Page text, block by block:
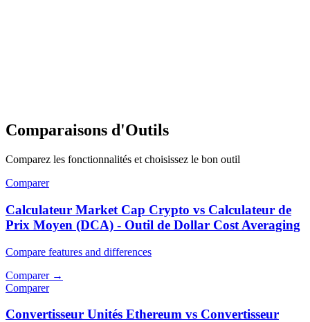
Comparaisons d'Outils
Comparez les fonctionnalités et choisissez le bon outil
Comparer
Calculateur Market Cap Crypto vs Calculateur de
Prix Moyen (DCA) - Outil de Dollar Cost Averaging
Compare features and differences
Comparer→
Comparer
Convertisseur Unités Ethereum vs Convertisseur